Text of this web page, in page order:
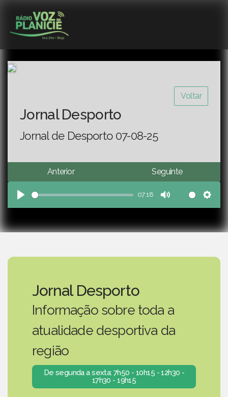
Voltar
Jornal Desporto
Jornal de Desporto 07-08-25
Anterior Seguinte
Play
07:18
Mute
Jornal Desporto
Informação sobre toda a
atualidade desportiva da
região
De segunda a sexta: 7h50 - 10h15 - 12h30 -
17h30 - 19h15